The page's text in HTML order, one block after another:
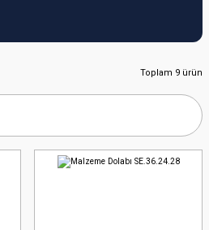
Toplam 9 ürün